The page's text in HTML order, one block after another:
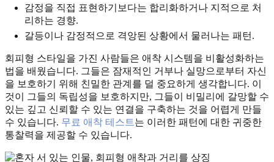
감정을 직접 표현하기보다는 합리화하거나 지적으로 처
리하는 경향.
갈등이나 감정적으로 격앙된 상황에서 물러나는 패턴.
회피형 스타일을 가진 사람들은 애착 시스템을 비활성화하는
법을 배웠습니다. 그들은 잠재적인 거부나 실망으로부터 자신
을 보호하기 위해 친밀한 관계를 덜 중요하게 생각합니다. 이
것이 그들의 독립성을 보호하지만, 그들이 비밀리에 갈망할 수
있는 깊고 신뢰할 수 있는 연결을 구축하는 것을 어렵게 만들
수 있습니다. 무료 애착 테스트 는 이러한 패턴에 대한 귀중한
통찰력을 제공할 수 있습니다.